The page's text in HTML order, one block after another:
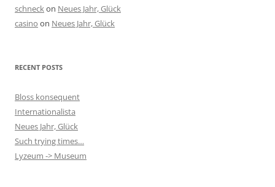
schneckon Neues Jahr, Glück
casino on Neues Jahr, Glück
RECENT POSTS
Bloss konsequent
Internationalista
Neues Jahr, Glück
Such trying times…
Lyzeum -> Museum